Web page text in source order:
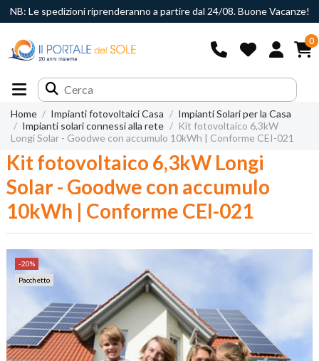
NB: Le spedizioni riprenderanno a partire dal 24/08. Buone Vacanze!
0
Home Impianti fotovoltaici Casa
Impianti Solari per la Casa
Impianti solari connessi alla rete
Kit fotovoltaico 6,3kW
Longi Solar - Goodwe con accumulo 10kWh | Conforme CEI-021
Kit fotovoltaico 6,3kW Longi
Solar - Goodwe con accumulo
10kWh | Conforme CEI-021
-20%
Pacchetto